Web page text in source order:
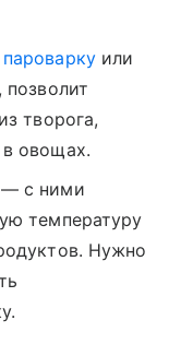
пароваркуили
позволит
творога,
овощах.
— с ними
температуру
Нужно